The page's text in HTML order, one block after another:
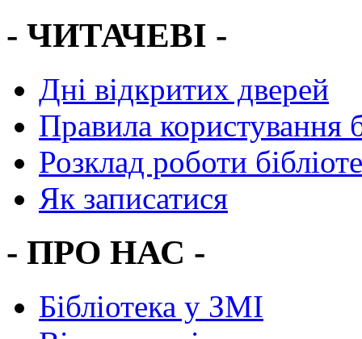
- ЧИТАЧЕВІ -
Дні відкритих дверей
Правила користування
Розклад роботи
Як записатися
- ПРО НАС -
Бібліотека у ЗМІ